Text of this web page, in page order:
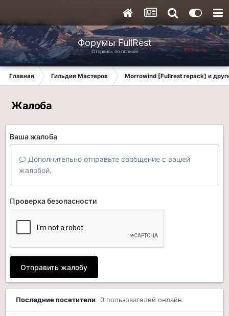
Форумы FullRest
Оторвись по полной!
Главная Гильдия Мастеров Morrowind [Fullrest repack] и
Жалоба
Ваша жалоба
Дополнительно отправьте сообщение с вашей
жалобой.
Проверка безопасности
Отправить жалобу
Последние посетители 0 пользователей онлайн